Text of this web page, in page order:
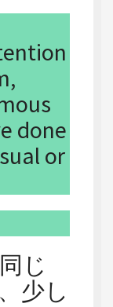
done
or
じ
少し